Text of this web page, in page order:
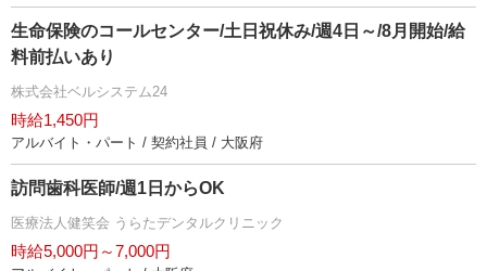
生命保険のコールセンター/土日祝休み/週4日～/8月開始/給
料前払いあり
株式会社ベルシステム24
時給1,450円
アルバイト・パート / 契約社員 / 大阪府
訪問歯科医師/週1日からOK
医療法人健笑会 うらたデンタルクリニック
時給5,000円～7,000円